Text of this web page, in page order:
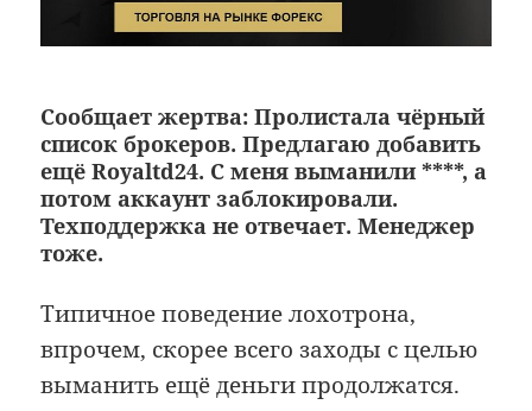
Сообщает жертва: Пролистала чёрный
список брокеров. Предлагаю добавить
ещё Royaltd24. С меня выманили ****, а
потом аккаунт заблокировали.
Техподдержка не отвечает. Менеджер
тоже.
Типичное поведение лохотрона,
впрочем, скорее всего заходы с целью
выманить ещё деньги продолжатся.